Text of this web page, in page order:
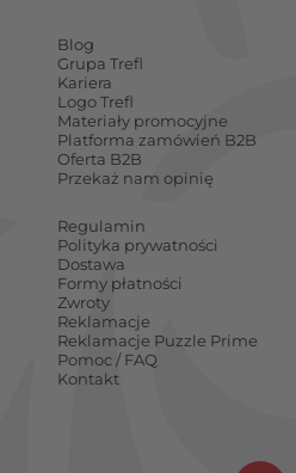
Blog
Grupa Trefl
Kariera
Logo Trefl
Materiały promocyjne
Platforma zamówień B2B
Oferta B2B
Przekaż nam opinię
Regulamin
Polityka prywatności
Dostawa
Formy płatności
Zwroty
Reklamacje
Reklamacje Puzzle Prime
Pomoc / FAQ
Kontakt